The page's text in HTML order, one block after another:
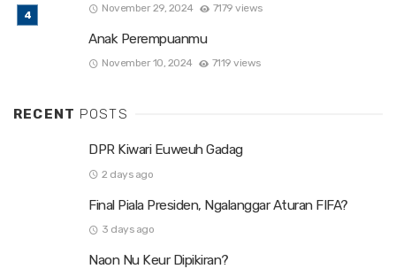
November 29, 2024 7179 views
Anak Perempuanmu
November 10, 2024 7119 views
RECENT POSTS
DPR Kiwari Euweuh Gadag
2 days ago
Final Piala Presiden, Ngalanggar Aturan FIFA?
3 days ago
Naon Nu Keur Dipikiran?